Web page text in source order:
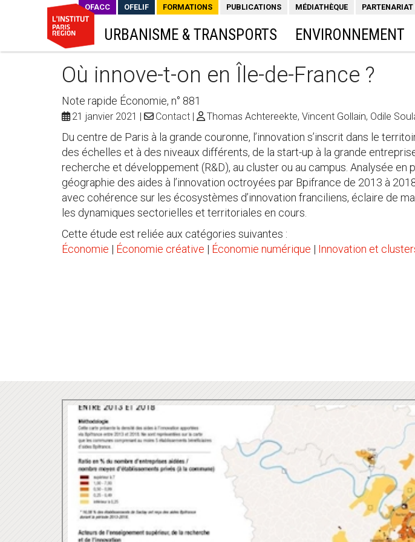
OFACC OFELIF FORMATIONS PUBLICATIONS MÉDIATHÈQUE PARTENARIAT
URBANISME & TRANSPORTS ENVIRONNEMENT
Où innove-t-on en Île-de-France ?
Note rapide Économie, n° 881
21 janvier 2021 Contact Thomas Achtereekte, Vincent Gollain, Odile
Du centre de Paris à la grande couronne, l’innovation s’inscrit dans le
des échelles et à des niveaux différents, de la start-up à la grande
recherche et développement (R&D), au cluster ou au campus. Analysée en
géographie des aides à l’innovation octroyées par Bpifrance de 2013 à
avec cohérence sur les écosystèmes d’innovation franciliens, éclaire de
les dynamiques sectorielles et territoriales en cours.
Cette étude est reliée aux catégories suivantes :
Économie | Économie créative | Économie numérique | Innovation et